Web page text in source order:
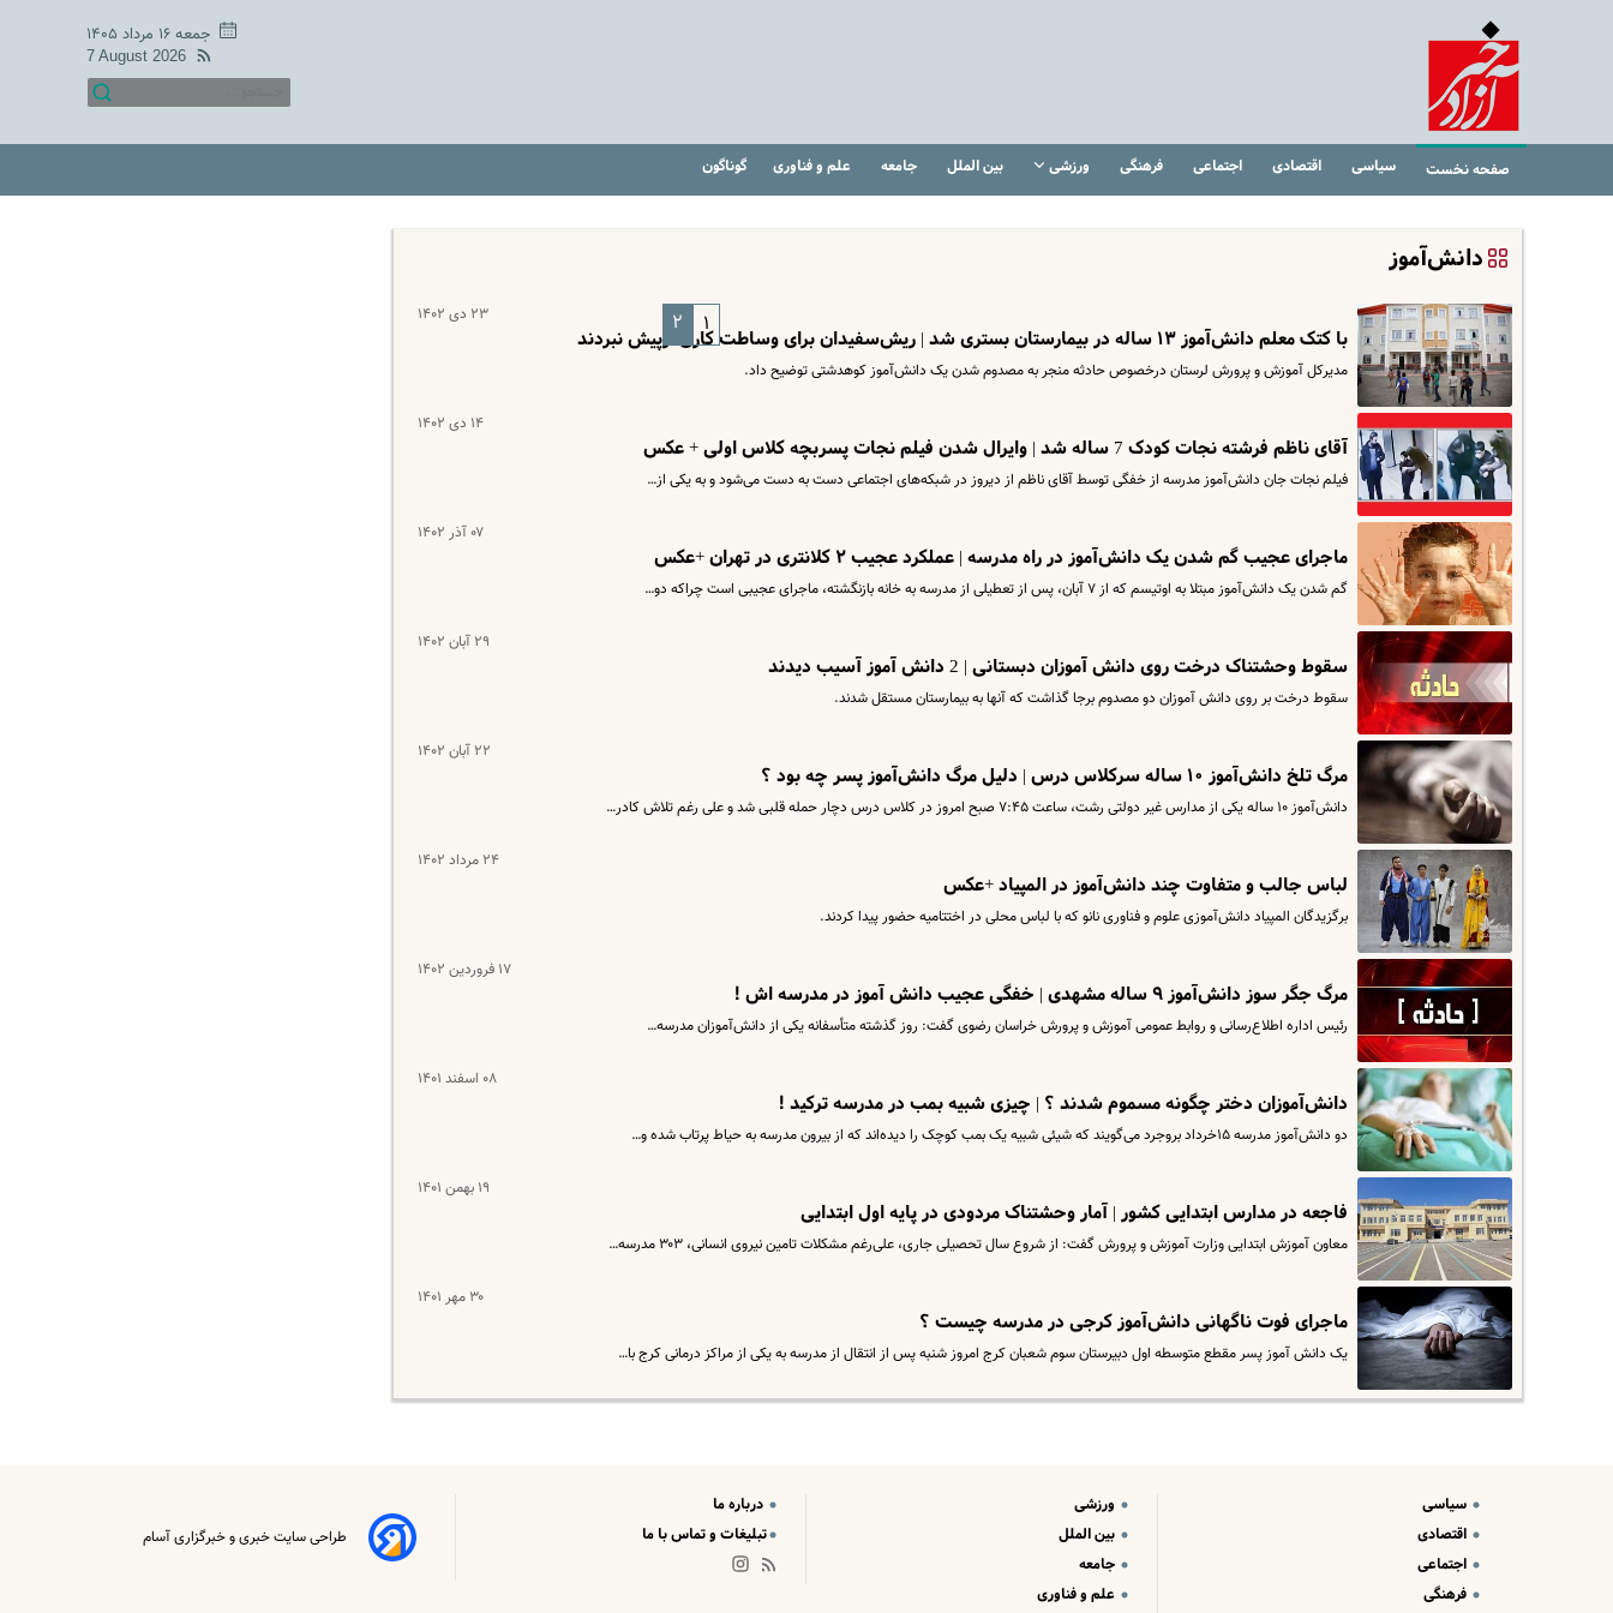
جمعه ۱۶ مرداد ۱۴۰۵
7 August 2026
صفحه نخست سیاسی اقتصادی اجتماعی فرهنگی ورزشی بین الملل جامعه علم و فناوری گوناگون
دانش‌آموز
۲۳ دی ۱۴۰۲
با کتک معلم دانش‌آموز ۱۳ ساله در بیمارستان بستری شد | ریش‌سفیدان برای وساطت کاری ازپیش نبردند
مدیرکل آموزش و پرورش لرستان درخصوص حادثه منجر به مصدوم شدن یک دانش‌آموز کوهدشتی توضیح داد.
۱۴ دی ۱۴۰۲
آقای ناظم فرشته نجات کودک 7 ساله شد | وایرال شدن فیلم نجات پسربچه کلاس اولی + عکس
فیلم نجات جان دانش‌آموز مدرسه از خفگی توسط آقای ناظم از دیروز در شبکه‌های اجتماعی دست به دست می‌شود و به یکی از…
۰۷ آذر ۱۴۰۲
ماجرای عجیب گم شدن یک دانش‌آموز در راه مدرسه | عملکرد عجیب ۲ کلانتری در تهران +عکس
گم شدن یک دانش‌آموز مبتلا به اوتیسم که از ۷ آبان، پس از تعطیلی از مدرسه به خانه بازنگشته، ماجرای عجیبی است چراکه دو…
۲۹ آبان ۱۴۰۲
سقوط وحشتناک درخت روی دانش آموزان دبستانی | 2 دانش آموز آسیب دیدند
سقوط درخت بر روی دانش آموزان دو مصدوم برجا گذاشت که آنها به بیمارستان مستقل شدند.
۲۲ آبان ۱۴۰۲
مرگ تلخ دانش‌آموز ۱۰ ساله سرکلاس درس | دلیل مرگ دانش‌آموز پسر چه بود ؟
دانش‌آموز ۱۰ ساله یکی از مدارس غیر دولتی رشت، ساعت ۷:۴۵ صبح امروز در کلاس درس دچار حمله قلبی شد و علی رغم تلاش کادر…
۲۴ مرداد ۱۴۰۲
لباس جالب و متفاوت چند دانش‌آموز در المپیاد +عکس
برگزیدگان المپیاد دانش‌آموزی علوم و فناوری نانو که با لباس محلی در اختتامیه حضور پیدا کردند.
۱۷ فروردین ۱۴۰۲
مرگ جگر سوز دانش‌آموز ۹ ساله مشهدی | خفگی عجیب دانش آموز در مدرسه اش !
رئیس اداره اطلاع‌رسانی و روابط عمومی آموزش و پرورش خراسان‌ رضوی گفت: روز گذشته متأسفانه یکی از دانش‌آموزان مدرسه‌…
۰۸ اسفند ۱۴۰۱
دانش‌آموزان دختر چگونه مسموم شدند ؟ | چیزی شبیه بمب در مدرسه ترکید !
دو دانش‌آموز مدرسه ۱۵خرداد بروجرد می‌گویند که شیئی شبیه یک بمب کوچک را دیده‌اند که از بیرون مدرسه به حیاط پرتاب شده و…
۱۹ بهمن ۱۴۰۱
فاجعه در مدارس ابتدایی کشور | آمار وحشتناک مردودی در پایه اول ابتدایی
معاون آموزش ابتدایی وزارت آموزش و پرورش گفت: از شروع سال تحصیلی جاری، علی‌رغم مشکلات تامین نیروی انسانی، ۳۰۳ مدرسه…
۳۰ مهر ۱۴۰۱
ماجرای فوت ناگهانی دانش‌آموز کرجی در مدرسه‌ چیست ؟
یک دانش آموز پسر مقطع متوسطه اول دبیرستان سوم شعبان کرج امروز شنبه پس از انتقال از مدرسه به یکی از مراکز درمانی کرج با…
۱ ۲
سیاسی
اقتصادی
اجتماعی
فرهنگی
ورزشی
بین الملل
جامعه
علم و فناوری
درباره ما
تبلیغات و تماس با ما
طراحی سایت خبری و خبرگزاری آسام